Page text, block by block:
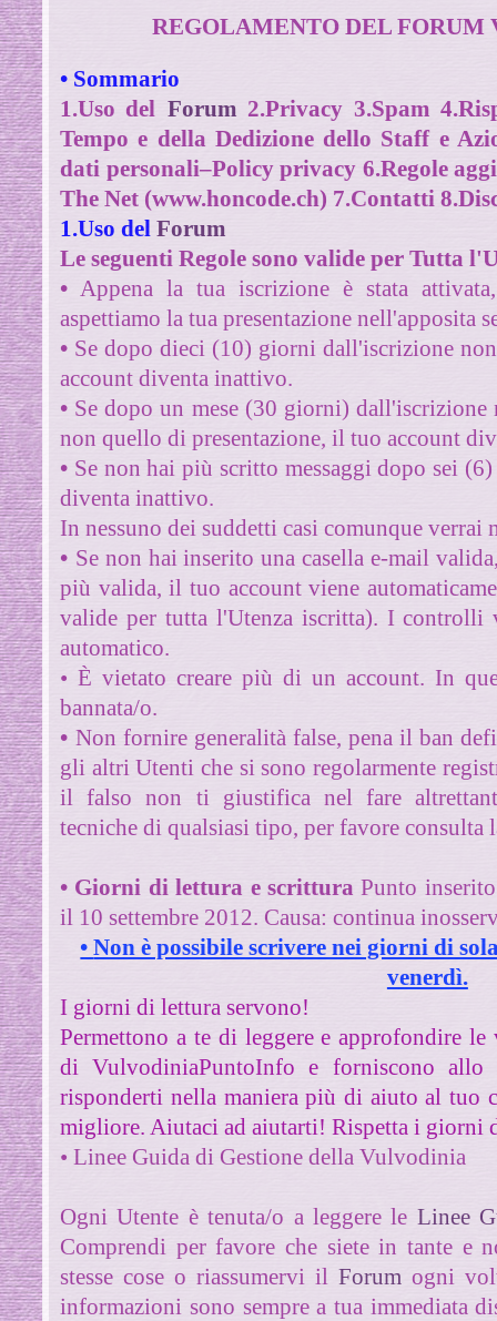
REGOLAMENTO DEL FORUM
• Sommario
1.Uso del Forum 2.Privacy 3.Spam
Tempo e della Dedizione dello Staff e
dati personali–Policy privacy 6.Regole
The Net (www.honcode.ch) 7.Contatti
1.Uso del Forum
Le seguenti Regole sono valide per Tutta
• Appena la tua iscrizione è stata
aspettiamo la tua presentazione nell'apposita
• Se dopo dieci (10) giorni dall'iscrizione
account diventa inattivo.
• Se dopo un mese (30 giorni) dall'iscrizione
non quello di presentazione, il tuo account
• Se non hai più scritto messaggi dopo sei
diventa inattivo.
In nessuno dei suddetti casi comunque verrai
• Se non hai inserito una casella e-mail
più valida, il tuo account viene
valide per tutta l'Utenza iscritta). I controlli
automatico.
• È vietato creare più di un account. In
bannata/o.
•Non fornire generalità false, pena il ban
gli altri Utenti che si sono regolarmente
il falso non ti giustifica nel fare
tecniche di qualsiasi tipo, per favore consulta
• Giorni di lettura e scritturaPunto
il 10 settembre 2012. Causa: continua
•Non è possibile scrivere nei giorni di
venerdì.
I giorni di lettura servono!
Permettono a te di leggere e approfondire le
di VulvodiniaPuntoInfo e forniscono allo
risponderti nella maniera più di aiuto al tuo
migliore. Aiutaci ad aiutarti! Rispetta i giorni
• Linee Guida di Gestione della Vulvodinia
Ogni Utente è tenuta/o a leggere le Linee
Comprendi per favore che siete in tante e
stesse cose o riassumervi il Forum ogni
informazioni sono sempre a tua immediata